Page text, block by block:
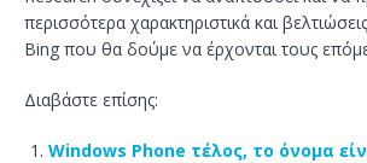
περισσότερα χαρακτηριστικά και
Bing που θα δούμε να έρχονται τους
Διαβάστε επίσης:
Windows Phone τέλος, το όνομα